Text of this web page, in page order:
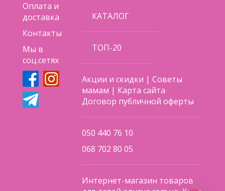
Оплата и
доставка
Контакты
Мы в
соц.сетях
КАТАЛОГ
ТОП-20
Акции и скидки |Советы
мамам | Карта сайта
Договор публичной оферты
050 440 76 10
068 702 80 05
Интернет-магазин товаров